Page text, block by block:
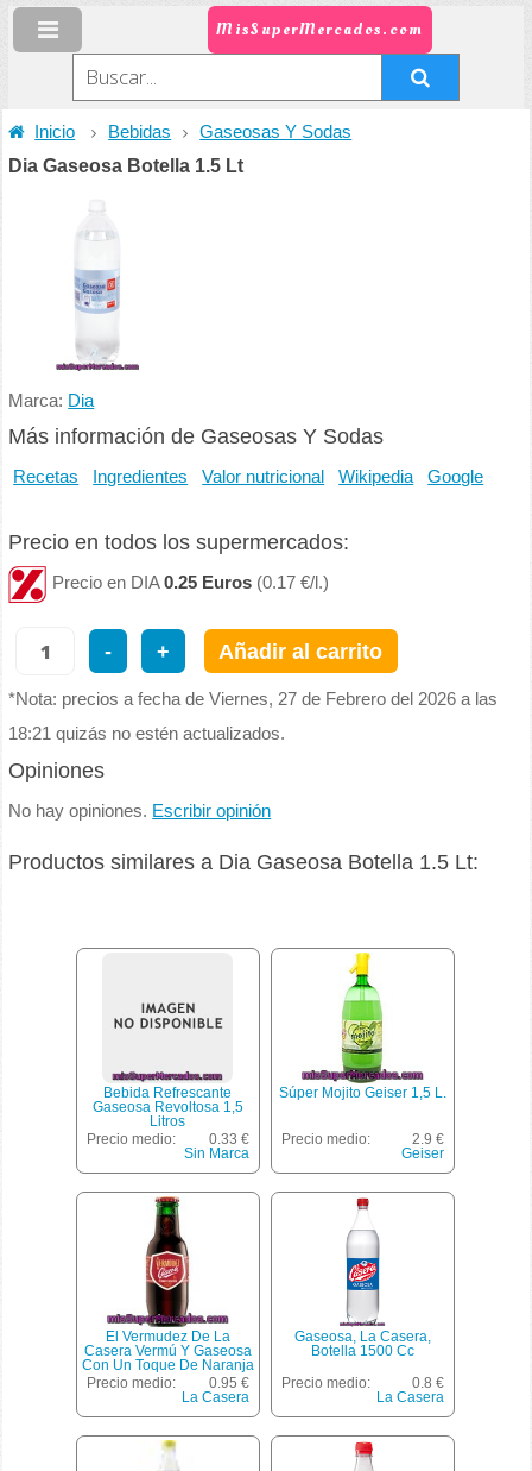
MisSuperMercados.com
Inicio Bebidas Gaseosas Y Sodas
Dia Gaseosa Botella 1.5 Lt
Marca: Dia
Más información de Gaseosas Y Sodas
Recetas Ingredientes Valor nutricional Wikipedia Google
Precio en todos los supermercados:
Precio en DIA0.25 Euros (0.17 €/l.)
- + Añadir al carrito
*Nota: precios a fecha de Viernes, 27 de Febrero del 2026 a las
18:21 quizás no estén actualizados.
Opiniones
No hay opiniones. Escribir opinión
Productos similares a Dia Gaseosa Botella 1.5 Lt:
Bebida Refrescante
Gaseosa Revoltosa 1,5
Litros
Precio medio:
0.33 €
Sin Marca
Súper Mojito Geiser 1,5 L.
Precio medio:
2.9 €
Geiser
El Vermudez De La
Casera Vermú Y Gaseosa
Con Un Toque De Naranja
Botella 18 Cl
Precio medio:
0.95 €
La Casera
Gaseosa, La Casera,
Botella 1500 Cc
Precio medio:
0.8 €
La Casera